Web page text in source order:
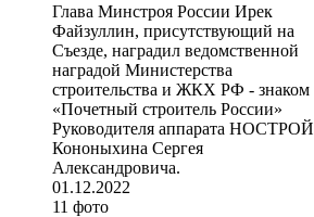
Глава Минстроя России Ирек
Файзуллин, присутствующий на
Съезде, наградил ведомственной
наградой Министерства
строительства и ЖКХ РФ - знаком
«Почетный строитель России»
Руководителя аппарата НОСТРОЙ
Кононыхина Сергея
Александровича.
01.12.2022
11 фото